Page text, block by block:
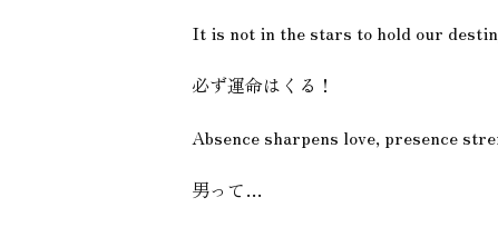
It is not in the stars to hold our
必ず運命はくる！
Absence sharpens love, presence
男って…